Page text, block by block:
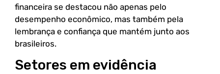
financeira se destacou não apenas pelo
desempenho econômico, mas também pela
lembrança e confiança que mantém junto aos
brasileiros.
Setores em evidência